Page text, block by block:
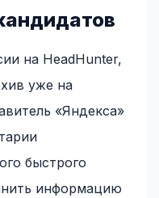
на HeadHunter,
уже на
«Яндекса»
быстрого
информацию